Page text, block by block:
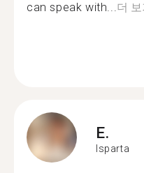
can speak with...더 보
E.
Isparta